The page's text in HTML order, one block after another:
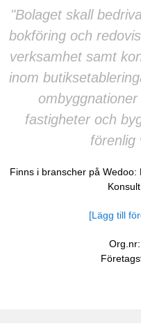
"Bolaget skall
bokföring och
verksamhet samt
inom
fastigheter och
förenlig
Finns i branscher på Wedoo:
Konsult
[Lägg till